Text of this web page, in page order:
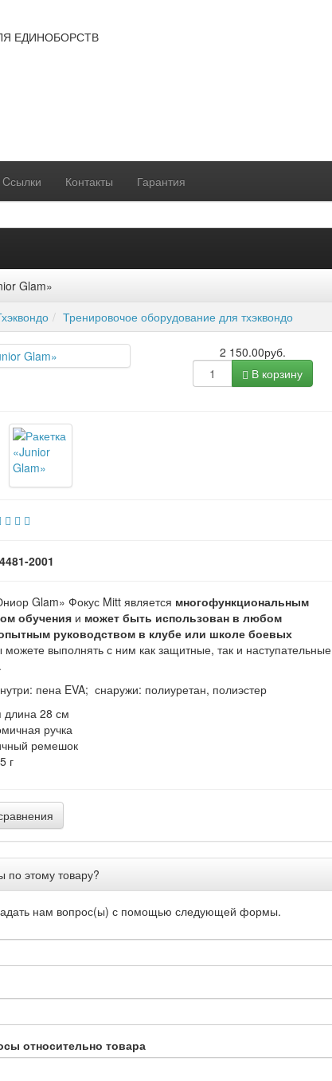
ЕДИНОБОРСТВ
Cсылки Контакты Гарантия
Glam»
Тренировочое оборудование для тхэквондо
2 150.00руб.
В корзину
4481-2001
Glam» Фокус Mitt является многофункциональным
обученияи может быть использован в любом
руководством в клубе или школе боевых
можете выполнять с ним как защитные, так и наступательные
пена EVA; снаружи: полиуретан, полиэстер
28 см
ручка
ремешок
г
по этому товару?
нам вопрос(ы) с помощью следующей формы.
относительно товара